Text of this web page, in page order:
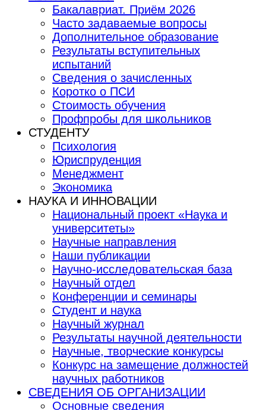
Бакалавриат. Приём 2026
Часто задаваемые вопросы
Дополнительное образование
Результаты вступительных
испытаний
Сведения о зачисленных
Коротко о ПСИ
Стоимость обучения
Профпробы для школьников
СТУДЕНТУ
Психология
Юриспруденция
Менеджмент
Экономика
НАУКА И ИННОВАЦИИ
Национальный проект «Наука и
университеты»
Научные направления
Наши публикации
Научно-исследовательская база
Научный отдел
Конференции и семинары
Студент и наука
Научный журнал
Результаты научной деятельности
Научные, творческие конкурсы
Конкурс на замещение должностей
научных работников
СВЕДЕНИЯ ОБ ОРГАНИЗАЦИИ
Основные сведения